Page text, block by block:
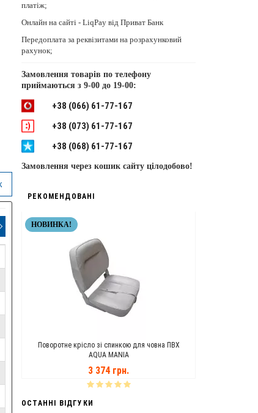
платіж;
Онлайн на сайті - LiqPay від Приват Банк
Передоплата за реквізитами на розрахунковий
рахунок;
Замовлення товарів по телефону
приймаються з 9-00 до 19-00:
+38 (066) 61-77-167
+38 (073) 61-77-167
+38 (068) 61-77-167
Замовлення через кошик сайту цілодобово!
РЕКОМЕНДОВАНІ
НОВИНКА!
Поворотне крісло зі спинкою для човна ПВХ
AQUA MANIA
3 374 грн.
ОСТАННІ ВІДГУКИ